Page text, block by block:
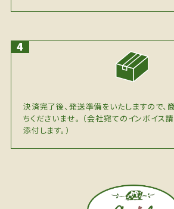
決済完了後、発送準備をいたしますので、
ちくださいませ。 （会社宛てのインボイス
添付します。）